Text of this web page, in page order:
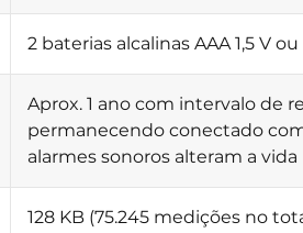
2 baterias alcalinas AAA 1,5 V
Aprox. 1 ano com intervalo de
permanecendo conectado
alarmes sonoros alteram a
128 KB (75.245 medições no